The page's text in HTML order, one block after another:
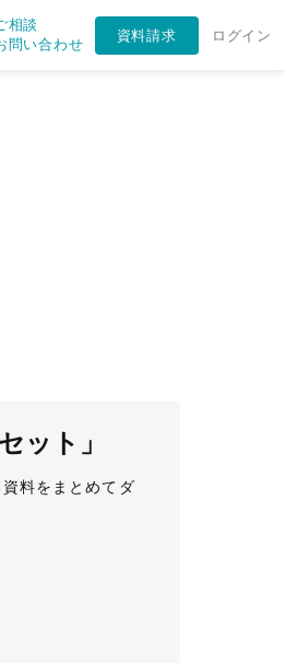
相談
問い合わせ
資料請求 ログイン
ット」
料をまとめてダ